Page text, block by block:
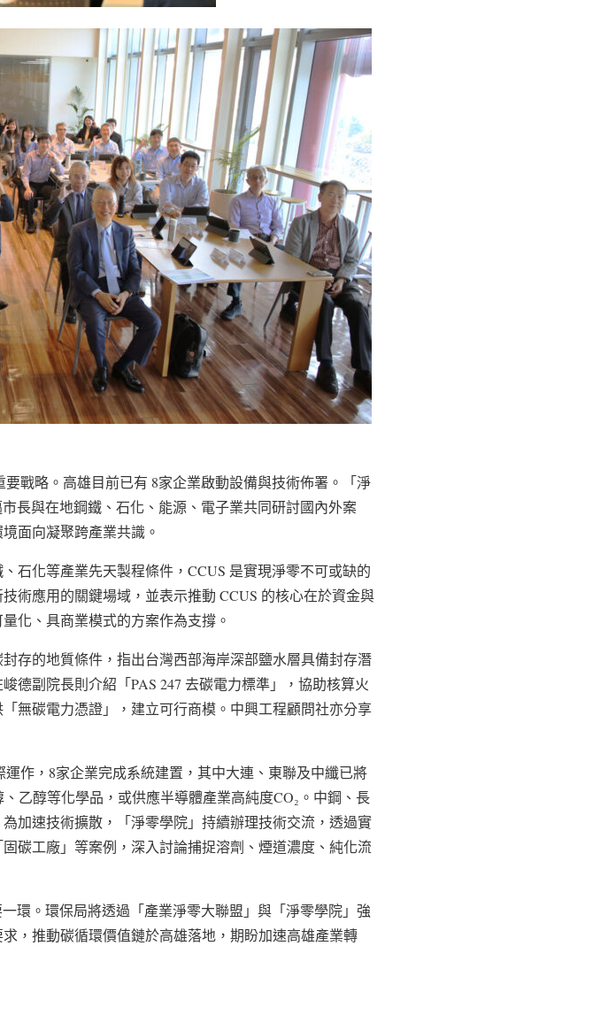
戰略。高雄目前已有 8家企業啟動設備與技術佈署。「淨
長與在地鋼鐵、石化、能源、電子業共同研討國內外案
面向凝聚跨產業共識。
石化等產業先天製程條件，CCUS 是實現淨零不可或缺的
術應用的關鍵場域，並表示推動 CCUS 的核心在於資金與
化、具商業模式的方案作為支撐。
存的地質條件，指出台灣西部海岸深部鹽水層具備封存潛
德副院長則介紹「PAS 247 去碳電力標準」，協助核算火
無碳電力憑證」，建立可行商模。中興工程顧問社亦分享
作，8家企業完成系統建置，其中大連、東聯及中纖已將
乙醇等化學品，或供應半導體產業高純度CO₂。中鋼、長
加速技術擴散，「淨零學院」持續辦理技術交流，透過實
碳工廠」等案例，深入討論捕捉溶劑、煙道濃度、純化流
環。環保局將透過「產業淨零大聯盟」與「淨零學院」強
，推動碳循環價值鏈於高雄落地，期盼加速高雄產業轉